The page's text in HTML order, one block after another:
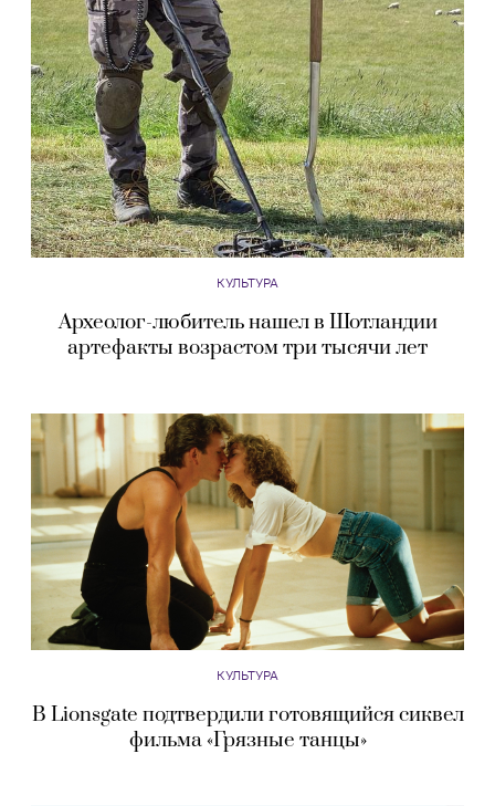
КУЛЬТУРА
Археолог-любитель нашел в Шотландии
артефакты возрастом три тысячи лет
КУЛЬТУРА
В Lionsgate подтвердили готовящийся сиквел
фильма «Грязные танцы»